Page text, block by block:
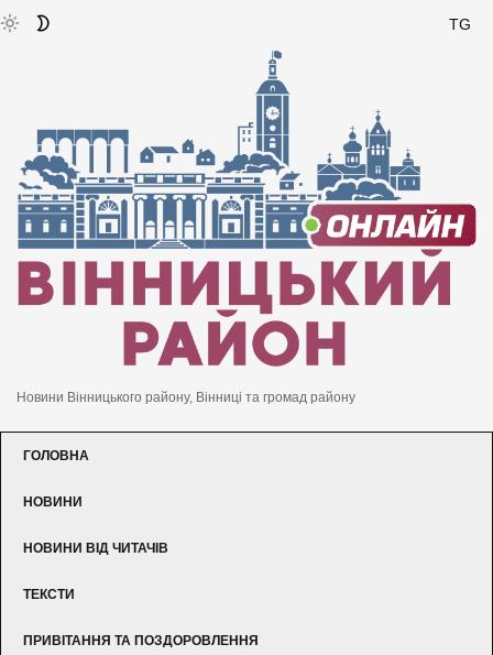
TG
Новини Вінницького району, Вінниці та громад району
ГОЛОВНА
НОВИНИ
НОВИНИ ВІД ЧИТАЧІВ
ТЕКСТИ
ПРИВІТАННЯ ТА ПОЗДОРОВЛЕННЯ